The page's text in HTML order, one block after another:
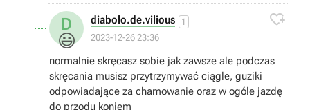
D
😃
diabolo.de.vilious 1
2023-12-26 23:36

normalnie skręcasz sobie jak zawsze ale podczas
skręcania musisz przytrzymywać ciągle, guziki
odpowiadające za chamowanie oraz w ogóle jazdę
do przodu koniem